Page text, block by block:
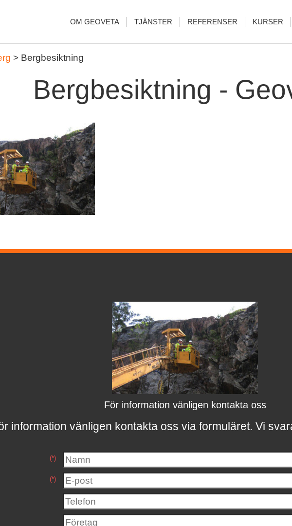
OM GEOVETA TJÄNSTER REFERENSER KURSER
> Bergbesiktning
Bergbesiktning -
För information vänligen kontakta oss
information vänligen kontakta oss via formuläret. Vi
(*)
(*)